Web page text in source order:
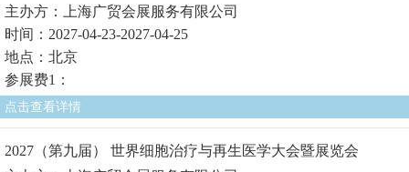
主办方：上海广贸会展服务有限公司
时间：2027-04-23-2027-04-25
地点：北京
参展费1：
点击查看详情
2027（第九届） 世界细胞治疗与再生医学大会暨展览会